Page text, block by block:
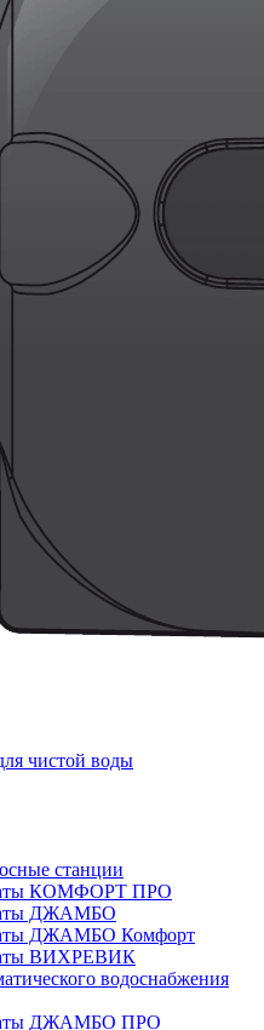
чистой воды
станции
КОМФОРТ ПРО
ДЖАМБО
ДЖАМБО Комфорт
ВИХРЕВИК
водоснабжения
ДЖАМБО ПРО